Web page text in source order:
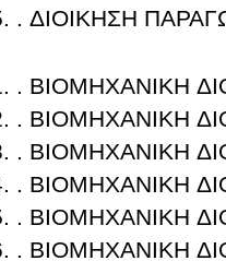
. ΔΙΟΙΚΗΣΗ
. ΒΙΟΜΗΧΑΝΙΚΗ
. ΒΙΟΜΗΧΑΝΙΚΗ
. ΒΙΟΜΗΧΑΝΙΚΗ
. ΒΙΟΜΗΧΑΝΙΚΗ
. ΒΙΟΜΗΧΑΝΙΚΗ
. ΒΙΟΜΗΧΑΝΙΚΗ